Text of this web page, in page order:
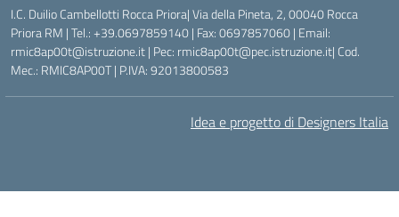
I.C. Duilio Cambellotti Rocca Priora| Via della Pineta, 2, 00040 Rocca
Priora RM | Tel.: +39.0697859140 | Fax: 0697857060 | Email:
rmic8ap00t@istruzione.it | Pec: rmic8ap00t@pec.istruzione.it| Cod.
Mec.: RMIC8AP00T | P.IVA: 92013800583
Idea e progetto di Designers Italia